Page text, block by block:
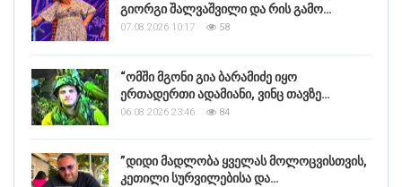
გიორგი შალვაშვილი და რის გამო…
07.08.2026 10:17 58
“ომში მგონი გია ბარამიძე იყო
ერთადერთი ადამიანი, ვინც თავზე…
06.08.2026 23:46 84
”დიდი მადლობა ყველას მოლოცვისთვის,
კეთილი სურვილებისა და…